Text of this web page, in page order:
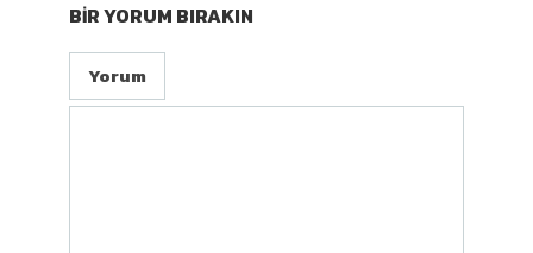
BIR YORUM BIRAKIN
Yorum